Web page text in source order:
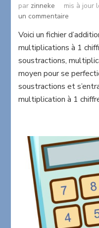
par zinneke mis à jour
un commentaire
de
de
écrites
Voici un fichier
multiplications à 1
soustractions,
moyen pour se
soustractions et
multiplication à 1